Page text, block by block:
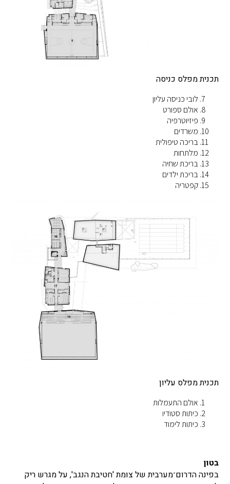
תכנית מפלס כניסה
לובי כניסה עליון
אולם ספורט
פיזיוטרפיה
משרדים
בריכה טיפולית
מלתחות
בריכת שחיה
בריכת ילדים
קפטריה
תכנית מפלס עליון
אולם התעמלות
כיתות סטודיו
כיתות לימוד
בטון
בפינה הדרום־מערבית של צומת 'חטיבת הנגב', על מגרש ריק